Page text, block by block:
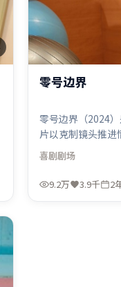
零号边界
零号边界（2024
片以克制镜头推
才揭开谜底。动作
扎实耐嚼。由克里
艺珍，全智贤、长
喜剧剧场
9.2万 3.9千 2